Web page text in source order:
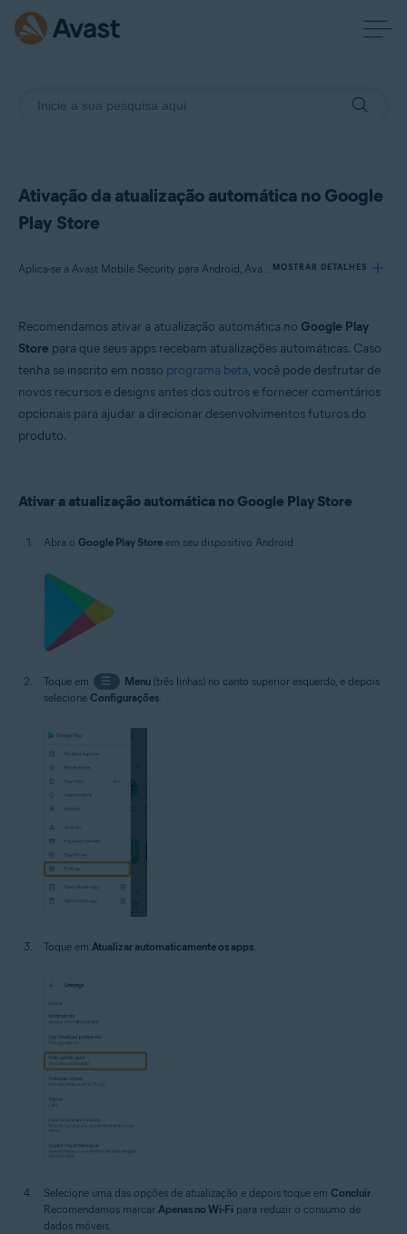
Ativação da atualização automática no Google
Play Store
Aplica-se a Avast Mobile Security para Android, Avast SecureLine VPN para Android, Avast Cleanup para Android, Avast Passwords para Android, Avast Battery Saver para Android MOSTRAR DETALHES
Avast SecureLine VPN 6.x para Android
Avast Cleanup 5.x para Android
Avast Passwords 1.x para Android
depende do produto
Recomendamos ativar a atualização automática no Google Play
Store para que seus apps recebam atualizações automáticas. Caso
tenha se inscrito em nosso programa beta, você pode desfrutar de
novos recursos e designs antes dos outros e fornecer comentários
opcionais para ajudar a direcionar desenvolvimentos futuros do
produto.
Ativar a atualização automática no Google Play Store
Abra o Google Play Store em seu dispositivo Android.
Toque em ☰ Menu(três linhas) no canto superior esquerdo, e depois
selecione Configurações.
Toque em Atualizar automaticamente os apps
Selecione uma das opções de atualização e depois toque em Concluir.
Recomendamos marcar Apenas no Wi-Fi para reduzir o consumo de
dados móveis.